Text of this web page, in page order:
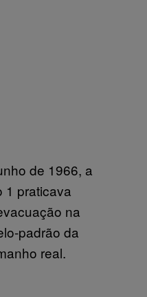
de 1966, a
1 praticava
na
padrão da
real.